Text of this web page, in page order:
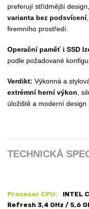
preferují střídmější
varianta bez podsvícení
firemního prostředí.
Operační paměť i SSD
podle požadované
Verdikt: Výkonná a
extrémní herní výkon,
úložiště a moderní
TECHNICKÁ
Procesor CPU: INTEL
Refresh 3,4 GHz / 5,6